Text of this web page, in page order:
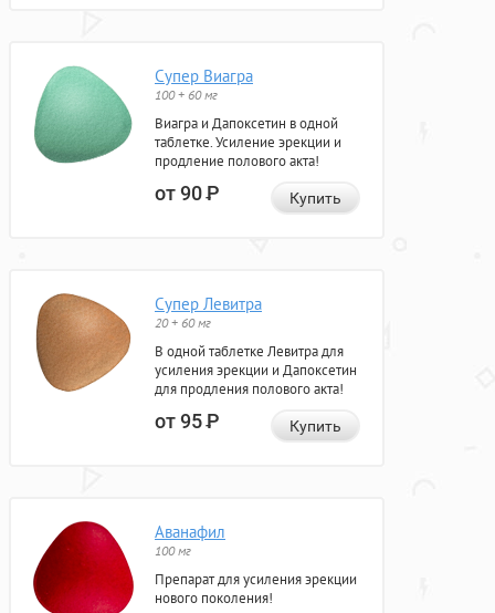
Супер Виагра
100 + 60 мг
Виагра и Дапоксетин в одной
таблетке. Усиление эрекции и
продление полового акта!
от 90Р Купить
Супер Левитра
20 + 60 мг
В одной таблетке Левитра для
усиления эрекции и Дапоксетин
для продления полового акта!
от 95Р Купить
Аванафил
100 мг
Препарат для усиления эрекции
нового поколения!